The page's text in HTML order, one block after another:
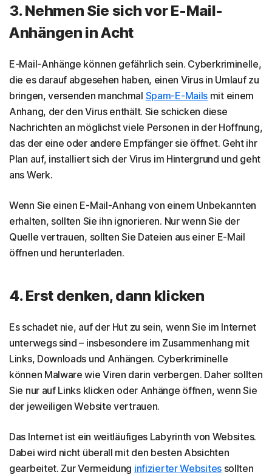
3. Nehmen Sie sich vor E-Mail-
Anhängen in Acht
E-Mail-Anhänge können gefährlich sein. Cyberkriminelle,
die es darauf abgesehen haben, einen Virus in Umlauf zu
bringen, versenden manchmal Spam-E-Mails mit einem
Anhang, der den Virus enthält. Sie schicken diese
Nachrichten an möglichst viele Personen in der Hoffnung,
das der eine oder andere Empfänger sie öffnet. Geht ihr
Plan auf, installiert sich der Virus im Hintergrund und geht
ans Werk.
Wenn Sie einen E-Mail-Anhang von einem Unbekannten
erhalten, sollten Sie ihn ignorieren. Nur wenn Sie der
Quelle vertrauen, sollten Sie Dateien aus einer E-Mail
öffnen und herunterladen.
4. Erst denken, dann klicken
Es schadet nie, auf der Hut zu sein, wenn Sie im Internet
unterwegs sind – insbesondere im Zusammenhang mit
Links, Downloads und Anhängen. Cyberkriminelle
können Malware wie Viren darin verbergen. Daher sollten
Sie nur auf Links klicken oder Anhänge öffnen, wenn Sie
der jeweiligen Website vertrauen.
Das Internet ist ein weitläufiges Labyrinth von Websites.
Dabei wird nicht überall mit den besten Absichten
gearbeitet. Zur Vermeidung infizierter Websitessollten